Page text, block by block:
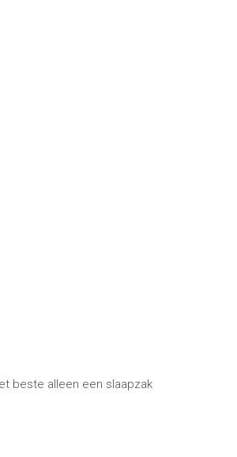
beste alleen een slaapzak